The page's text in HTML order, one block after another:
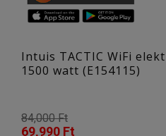
Intuis TACTIC WiFi
1500 watt (E154115)
84,000 Ft
69,990 Ft